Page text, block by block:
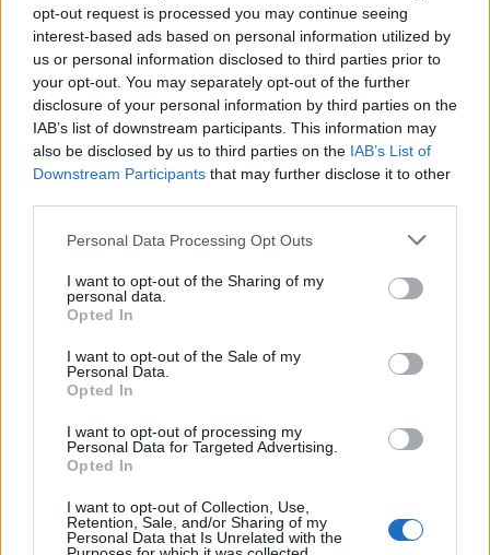
opt-out request is processed you may continue seeing
interest-based ads based on personal information utilized by
us or personal information disclosed to third parties prior to
your opt-out. You may separately opt-out of the further
disclosure of your personal information by third parties on the
IAB’s list of downstream participants. This information may
also be disclosed by us to third parties on the IAB’s List of
Downstream Participants that may further disclose it to other
Personal Data Processing Opt Outs
I want to opt-out of the Sharing of my
personal data.
Opted In
I want to opt-out of the Sale of my
Personal Data.
Opted In
I want to opt-out of processing my
Personal Data for Targeted Advertising.
Opted In
I want to opt-out of Collection, Use,
Retention, Sale, and/or Sharing of my
Personal Data that Is Unrelated with the
Czy zgadniemy, jakie masz
wykształcenie?
Postaramy się to odgadnąć na
postawie Twoich odpowiedzi!
Czy zgadniemy Twój wiek po